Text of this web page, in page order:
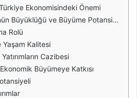
Ekonomisindeki Önemi
Büyüklüğü ve Büyüme Potansiyeli
Rolü
Yaşam Kalitesi
Cazibesi
Büyümeye Katkısı